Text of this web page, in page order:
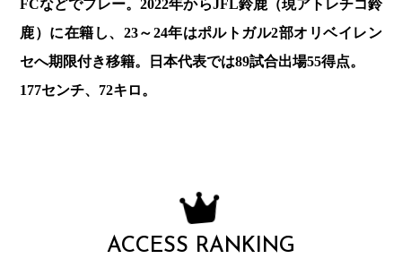
FCなどでプレー。2022年からJFL鈴鹿（現アトレチコ鈴
鹿）に在籍し、23～24年はポルトガル2部オリベイレン
セへ期限付き移籍。日本代表では89試合出場55得点。
177センチ、72キロ。
ACCESS RANKING